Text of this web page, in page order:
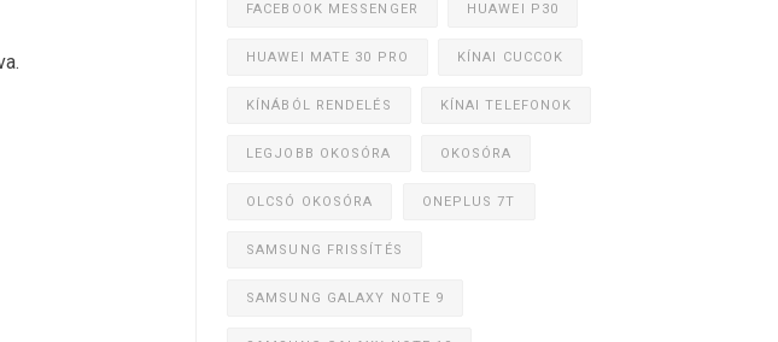
FACEBOOK MESSENGER HUAWEI P30
HUAWEI MATE 30 PRO KÍNAI CUCCOK
KÍNÁBÓL RENDELÉS KÍNAI TELEFONOK
LEGJOBB OKOSÓRA OKOSÓRA
OLCSÓ OKOSÓRA ONEPLUS 7T
SAMSUNG FRISSÍTÉS
SAMSUNG GALAXY NOTE 9